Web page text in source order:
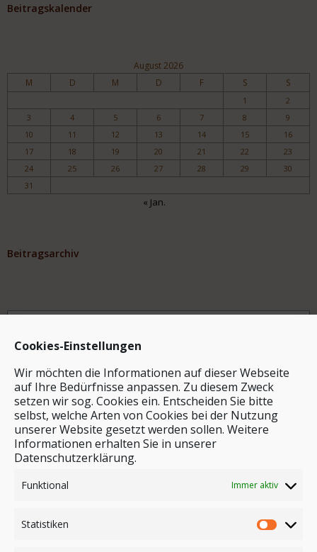
Cookies-Einstellungen
Wir möchten die Informationen auf dieser Webseite
auf Ihre Bedürfnisse anpassen. Zu diesem Zweck
setzen wir sog. Cookies ein. Entscheiden Sie bitte
selbst, welche Arten von Cookies bei der Nutzung
unserer Website gesetzt werden sollen. Weitere
Informationen erhalten Sie in unserer
Datenschutzerklärung.
Funktional Immer aktiv
Statistiken
Beitragskalender
August 2026
M D M D F S S
1
2
3
4 5 6 7 8
9
10
11 12 13 14 15
16
17
18 19 20 21 22
23
24
25 26 27 28 29
30
31
« Jan.
Beitragsarchiv
Archiv
Stichwortsuche